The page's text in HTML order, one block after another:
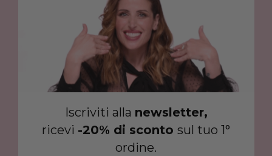
Iscriviti alla newsletter,
ricevi -20% di sconto sul tuo 1°
ordine.